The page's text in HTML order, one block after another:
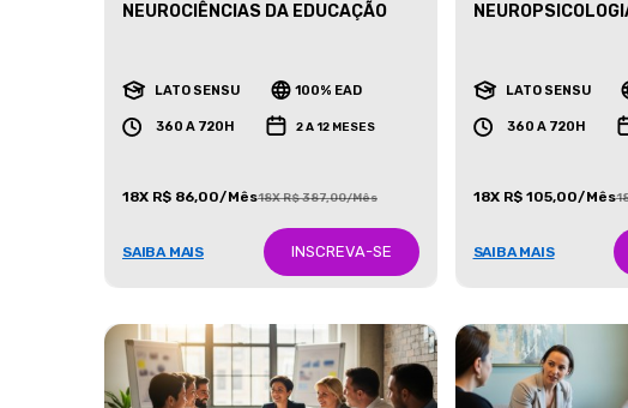
NEUROCIÊNCIAS DA EDUCAÇÃO
LATO SENSU 100% EAD
360 A 720H 2 A 12 MESES
18X R$ 86,00/Mês18X R$ 387,00/Mês
SAIBA MAIS INSCREVA-SE
LATO SENSU
360 A 720H
18X R$ 105,00/Mês
SAIBA MAIS